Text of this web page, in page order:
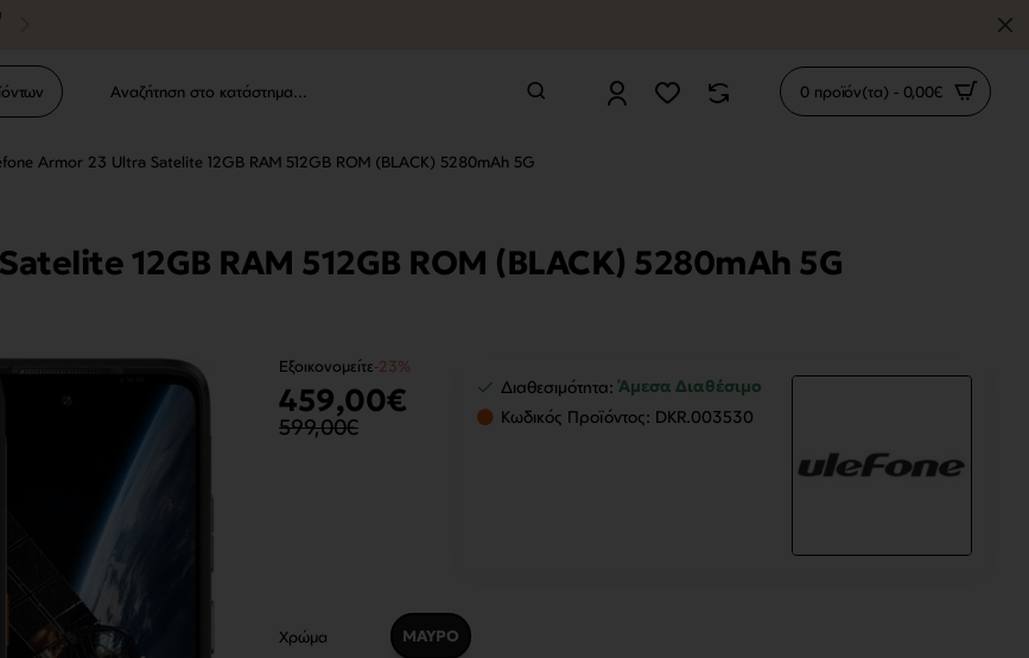
Αναζήτηση
0 προϊόν(τα) - 0,00€
12GB RAM 512GB ROM (BLACK) 5280mAh 5G
Armor 23 Ultra Satelite 12GB RAM 512GB ROM (BLACK) 5280mAh 5G
Εξοικονομείτε-23%
459,00€
599,00€
Διαθεσιμότητα: Άμεσα Διαθέσιμο
Κωδικός Προϊόντος: DKR.003530
Χρώμα ΜΑΥΡΟ